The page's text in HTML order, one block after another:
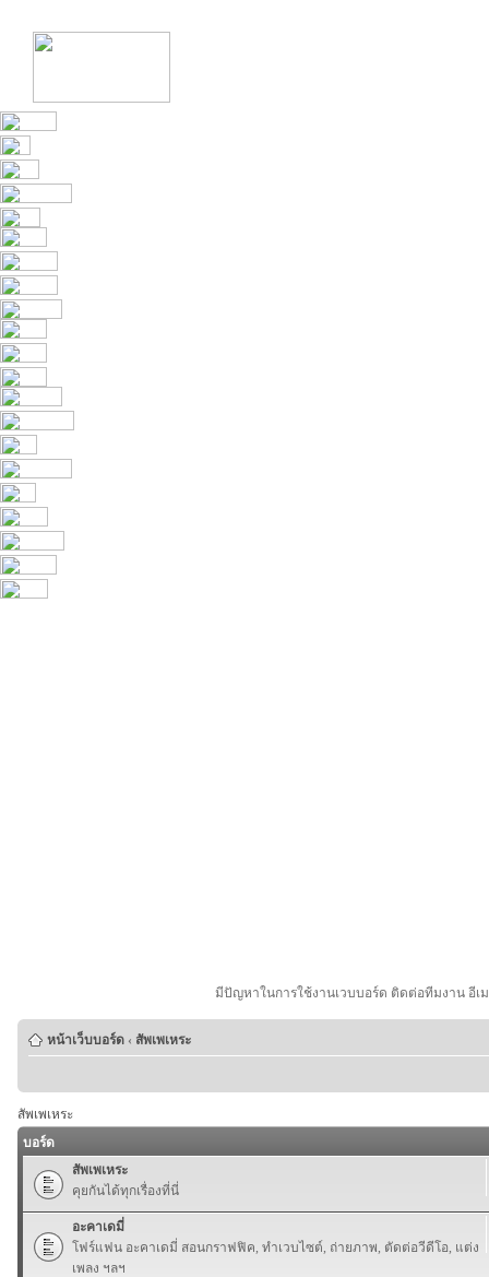
มีปัญหาในการใช้งานเวบบอร์ด ติดต่อทีมงาน อีเ
หน้าเว็บบอร์ด ‹ สัพเพเหระ
สัพเพเหระ
บอร์ด
สัพเพเหระ
คุยกันได้ทุกเรื่องที่นี่
อะคาเดมี่
โฟร์แฟน อะคาเดมี่ สอนกราฟฟิค, ทำเวบไซต์, ถ่ายภาพ, ตัดต่อวีดีโอ, แต่ง
เพลง ฯลฯ